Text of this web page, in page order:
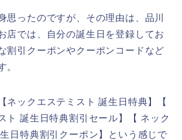
思ったのですが、その理由は、品川
店では、自分の誕生日を登録してお
割引クーポンやクーポンコードなど
。
ネックエステミスト 誕生日特典】【
ト 誕生日特典割引セール】【 ネック
日特典割引クーポン】という感じで